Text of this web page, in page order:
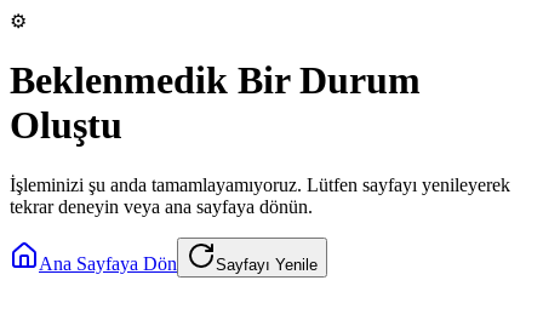
⚙️
Beklenmedik Bir Durum
Oluştu
İşleminizi şu anda tamamlayamıyoruz. Lütfen sayfayı yenileyerek
tekrar deneyin veya ana sayfaya dönün.
Ana Sayfaya Dön Sayfayı Yenile